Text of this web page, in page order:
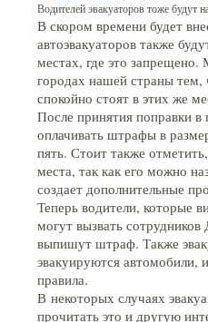
Водителей эвакуаторов тоже будут
В скором времени будет
автоэвакуаторов также
местах, где это
городах нашей страны тем,
спокойно стоят в этих же
После принятия поправки в
оплачивать штрафы в
пять. Стоит также
места, так как его можно
создает дополнительные
Теперь водители, которые
могут вызвать
выпишут штраф. Также
эвакуируются
правила.
В некоторых случаях
прочитать это и другую